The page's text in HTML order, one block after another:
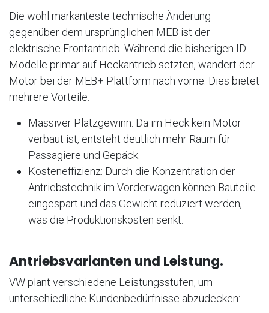
Die wohl markanteste technische Änderung
gegenüber dem ursprünglichen MEB ist der
elektrische Frontantrieb. Während die bisherigen ID-
Modelle primär auf Heckantrieb setzten, wandert der
Motor bei der MEB+ Plattform nach vorne. Dies bietet
mehrere Vorteile:
Massiver Platzgewinn: Da im Heck kein Motor
verbaut ist, entsteht deutlich mehr Raum für
Passagiere und Gepäck.
Kosteneffizienz: Durch die Konzentration der
Antriebstechnik im Vorderwagen können Bauteile
eingespart und das Gewicht reduziert werden,
was die Produktionskosten senkt.
Antriebsvarianten und Leistung.
VW plant verschiedene Leistungsstufen, um
unterschiedliche Kundenbedürfnisse abzudecken: